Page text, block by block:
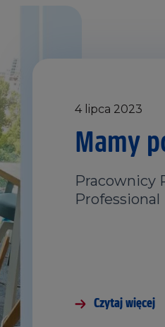
4 lipca 2023
Mamy
Pracownicy
Professional
Czytaj więcej